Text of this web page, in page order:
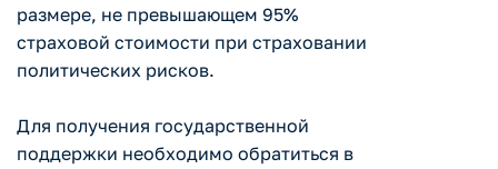
размере, не превышающем 95%
страховой стоимости при страховании
политических рисков.
Для получения государственной
поддержки необходимо обратиться в